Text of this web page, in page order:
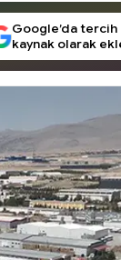
Google’da
kaynak olarak